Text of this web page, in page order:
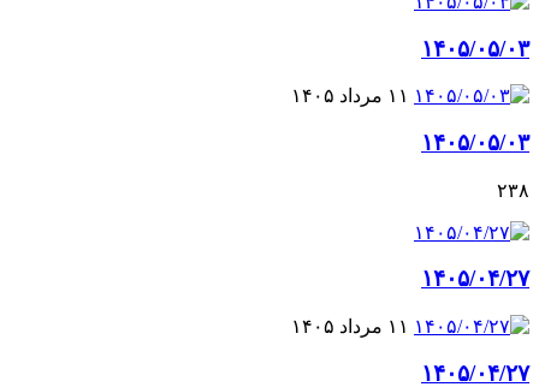
۱۴۰۵/۰۵/۰۳
۱۱ مرداد ۱۴۰۵
۱۴۰۵/۰۵/۰۳
۲۳۸
۱۴۰۵/۰۴/۲۷
۱۱ مرداد ۱۴۰۵
۱۴۰۵/۰۴/۲۷